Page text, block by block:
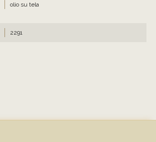
olio su tela
2291